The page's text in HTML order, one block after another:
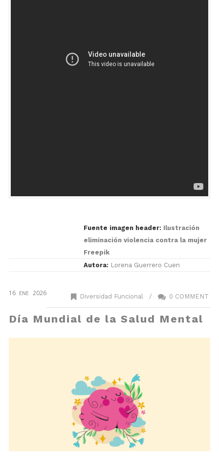
Fuente imagen header: Ilustración
eliminación violencia contra la mujer
Freepik
Autora:Lorena Guerrero Cuen
16 ENE 2026 Diversidad Funcional/ 0 COMMENT
Día Mundial de la Salud Mental